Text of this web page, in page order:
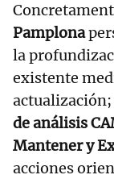
Pamplona
la
existente
actualización;
de análisis
Mantener y
acciones